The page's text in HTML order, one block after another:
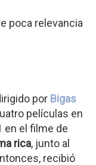
poca relevancia
por Bigas
películas en
en el filme de
rica, junto al
recibió